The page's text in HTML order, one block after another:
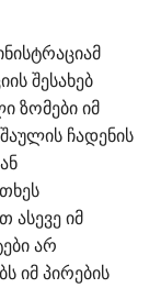
შესახებ
ზომები იმ
ჩადენის
ასევე იმ
არ
იმ პირების